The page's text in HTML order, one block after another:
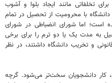
تخلفاتی مانند ایجاد بلوا و آشوب
با محرومیت از تحصیل در تمام
است؛ اما شورای انضباطی در شورای
به مدت یک یا دو ترم را برای برخی
و تخریب دانشگاه داشتند، در نظر
کار دانشجویان سخت‌تر می‌شود. گرچه